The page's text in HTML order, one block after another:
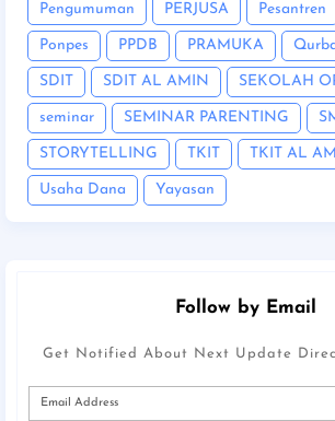
Pengumuman PERJUSA Pesantren
Ponpes PPDB PRAMUKA
SDIT SDIT AL AMIN SEKOLAH
seminar SEMINAR PARENTING
STORYTELLING TKIT TKIT AL
Usaha Dana Yayasan
Follow by Email
Get Notified About Next Update